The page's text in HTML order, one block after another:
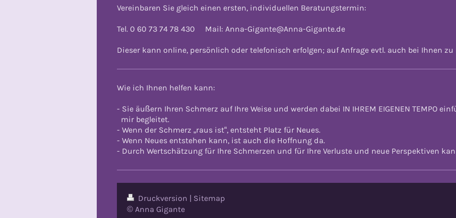
Vereinbaren Sie gleich einen ersten, individuellen Beratungstermin:
Tel. 0 60 73 74 78 430 Mail: Anna-Gigante@Anna-Gigante.de
Dieser kann online, persönlich oder telefonisch erfolgen; auf Anfrage evtl. auch bei Ihnen zu
Wie ich Ihnen helfen kann:
- Sie äußern Ihren Schmerz auf Ihre Weise und werden dabei IN IHREM EIGENEN TEMPO
mir begleitet.
- Wenn der Schmerz „raus ist“, entsteht Platz für Neues.
- Wenn Neues entstehen kann, ist auch die Hoffnung da.
- Durch Wertschätzung für Ihre Schmerzen und für Ihre Verluste und neue Perspektiven
Druckversion | Sitemap
© Anna Gigante